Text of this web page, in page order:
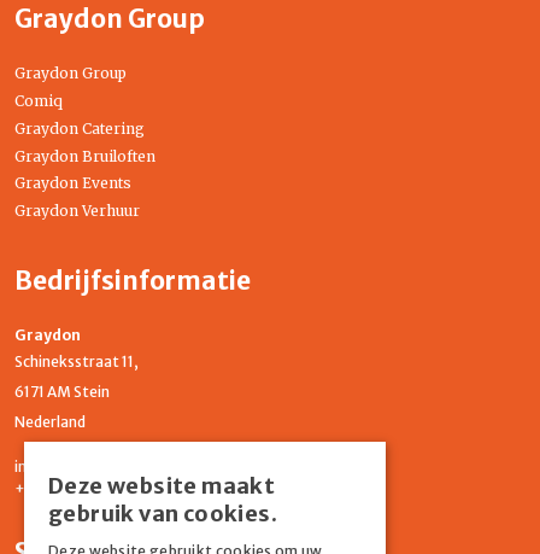
Graydon Group
Graydon Group
Comiq
Graydon Catering
Graydon Bruiloften
Graydon Events
Graydon Verhuur
Bedrijfsinformatie
Graydon
Schineksstraat 11,
6171 AM Stein
Nederland
info@graydonevents.nl
+316 11435859
Deze website maakt
gebruik van cookies.